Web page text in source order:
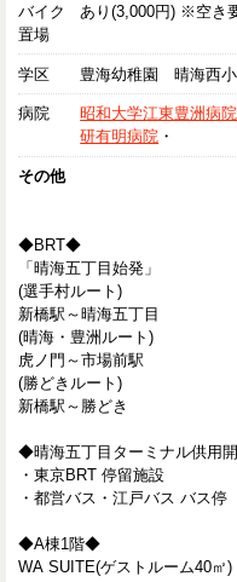
バイク
置場
あり(3,000円) ※空き
学区 豊海幼稚園 晴海西
病院 昭和大学江東豊洲病院
研有明病院 ・
その他
◆BRT◆
「晴海五丁目始発」
(選手村ルート)
新橋駅～晴海五丁目
(晴海・豊洲ルート)
虎ノ門～市場前駅
(勝どきルート)
新橋駅～勝どき
◆晴海五丁目ターミナル供用
・東京BRT 停留施設
・都営バス・江戸バス バス停
◆A棟1階◆
WA SUITE(ゲストルーム40㎡)